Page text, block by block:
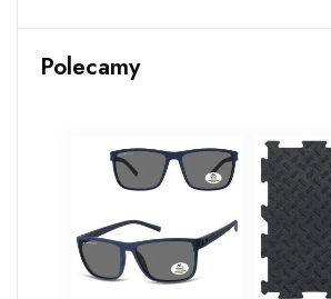
Polecamy